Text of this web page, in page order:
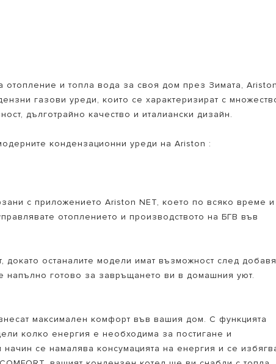
отопление и топла вода за своя дом през Зимата,
газови уреди, които се характеризират с
дълготрайно качество и италиански дизайн.
кондензационни уреди на Ariston :
с приложението Ariston NET, което по всяко време и
отоплението и производството на БГВ във
докато останалите модели имат възможност след
напълно готово за завръщането ви в домашния уют.
максимален комфорт във вашия дом. С функцията
колко енергия е необходима за постигане и
се намалява консумацията на енергия и се